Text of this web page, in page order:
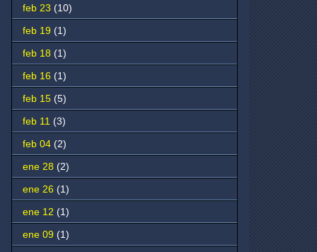
feb 23 (10)
feb 19 (1)
feb 18 (1)
feb 16 (1)
feb 15 (5)
feb 11 (3)
feb 04 (2)
ene 28 (2)
ene 26 (1)
ene 12 (1)
ene 09 (1)